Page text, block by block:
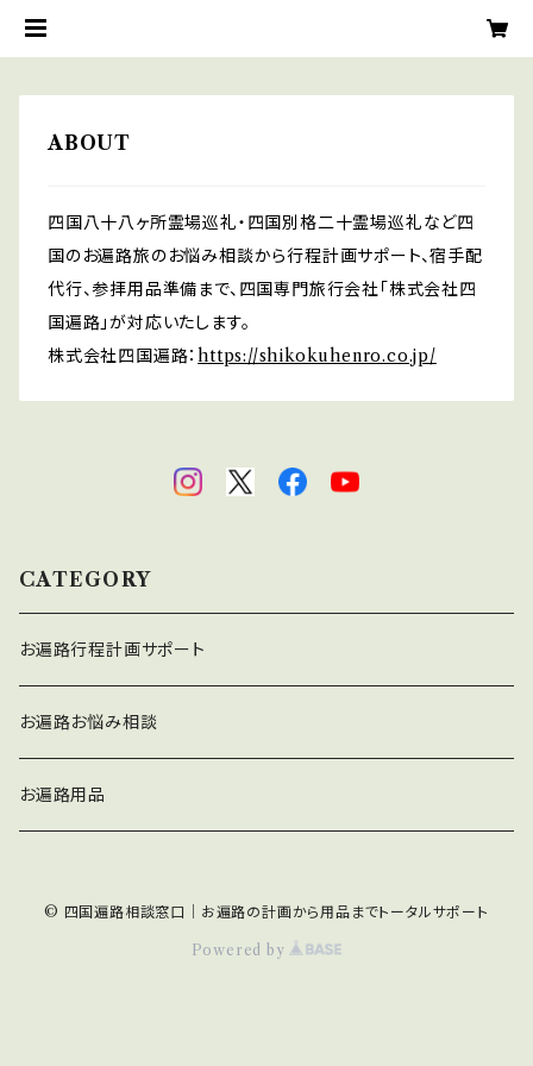
ABOUT
四国八十八ヶ所霊場巡礼・四国別格二十霊場巡礼など四
国のお遍路旅のお悩み相談から行程計画サポート、宿手配
代行、参拝用品準備まで、四国専門旅行会社「株式会社四
国遍路」が対応いたします。
株式会社四国遍路：https://shikokuhenro.co.jp/
CATEGORY
お遍路行程計画サポート
お遍路お悩み相談
お遍路用品
© 四国遍路相談窓口｜お遍路の計画から用品までトータルサポート
Powered by